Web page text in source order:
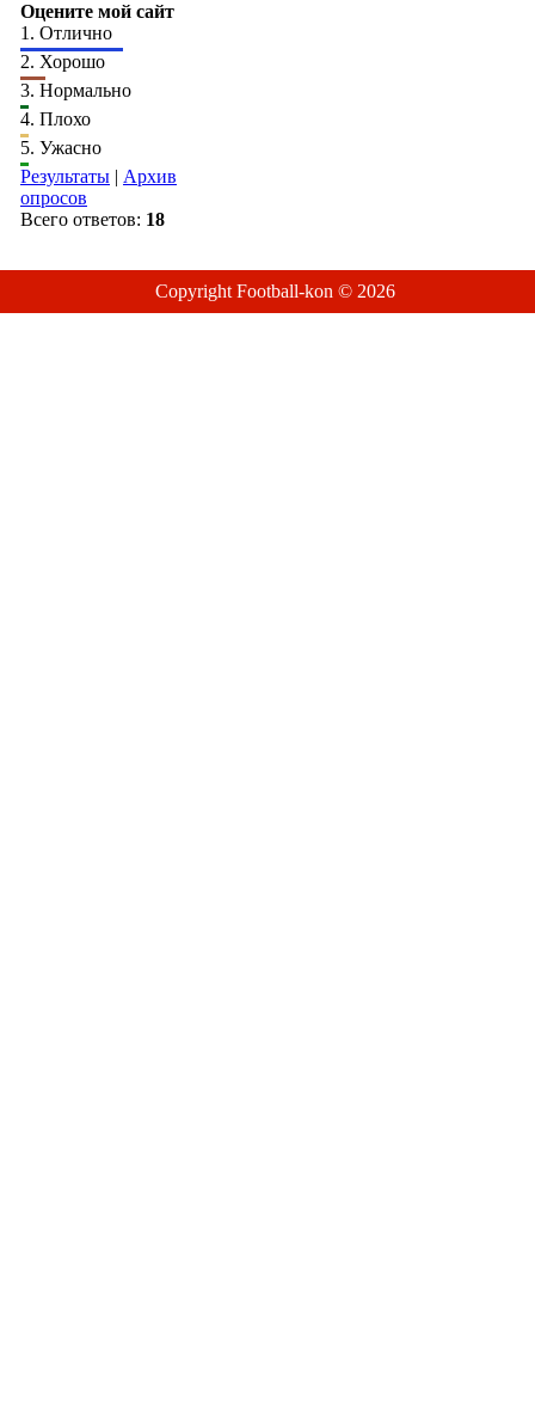
Оцените мой сайт
1. Отлично
2. Хорошо
3. Нормально
4. Плохо
5. Ужасно
Результаты | Архив
опросов
Всего ответов: 18
Copyright Football-kon © 2026